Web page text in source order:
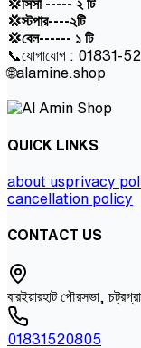
💢সিসা ----- ২ টি
💢স্টপার----২টি
💢বেল------ ১ টি
📞যোগাযোগ : 01831-
🌐alamine.shop
QUICK LINKS
about usprivacy
cancellation policy
CONTACT US
বারইয়ারহাট পৌরসভা,
01831520805